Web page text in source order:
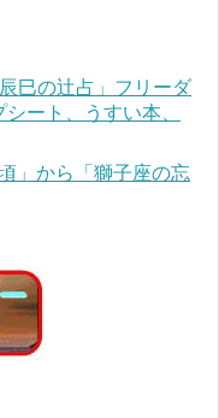
巳の辻占」フリーダ
ート、うすい本、
」から「獅子座の忘